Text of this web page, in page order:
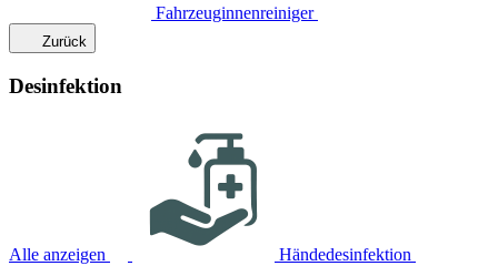
Fahrzeuginnenreiniger
Zurück
Desinfektion
Alle anzeigen Händedesinfektion